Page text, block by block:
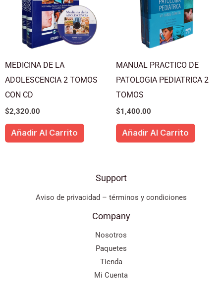
MEDICINA DE LA
ADOLESCENCIA 2 TOMOS
CON CD
$2,320.00
Añadir Al Carrito
MANUAL PRACTICO DE
PATOLOGIA PEDIATRICA 2
TOMOS
$1,400.00
Añadir Al Carrito
Support
Aviso de privacidad – términos y condiciones
Company
Nosotros
Paquetes
Tienda
Mi Cuenta